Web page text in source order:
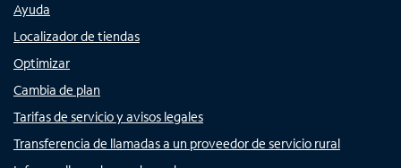
Ayuda
Localizador de tiendas
Optimizar
Cambia de plan
Tarifas de servicio y avisos legales
Transferencia de llamadas a un proveedor de servicio rural